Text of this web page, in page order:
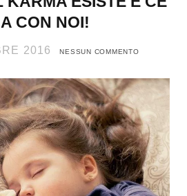
CON NOI!
2016 NESSUN COMMENTO